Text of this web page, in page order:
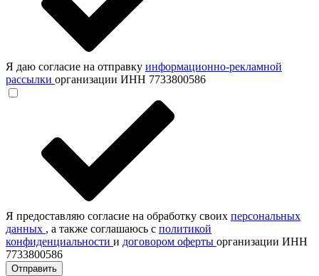
Я даю согласие на отправку информационно-рекламной
рассылки организации ИНН 7733800586
Я предоставляю согласие на обработку своих персональных
данных , а также соглашаюсь с политикой
конфиденциальности и договором оферты организации ИНН
7733800586
Отправить